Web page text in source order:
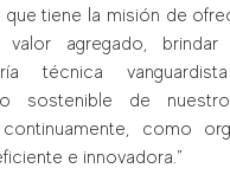
que tiene la misión de
agregado, brindar
técnica
sostenible de
como
e innovadora.”